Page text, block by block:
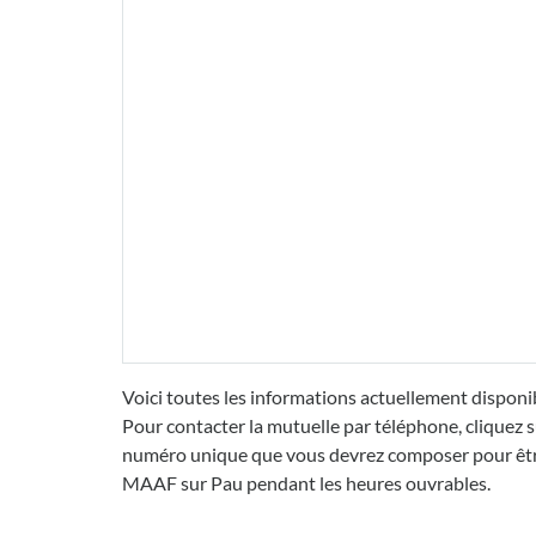
Voici toutes les informations actuellement
Pour contacter la mutuelle par téléphone,
numéro unique que vous devrez composer pour
MAAF sur Pau pendant les heures ouvrables.